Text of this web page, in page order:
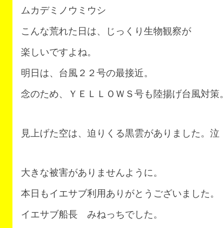
ムカデミノウミウシ
こんな荒れた日は、じっくり生物観察が
楽しいですよね。
明日は、台風２２号の最接近。
念のため、ＹＥＬＬＯＷＳ号も陸揚げ台風対策
見上げた空は、迫りくる黒雲がありました。泣
大きな被害がありませんように。
本日もイエサブ利用ありがとうございました。
イエサブ船長 みねっちでした。